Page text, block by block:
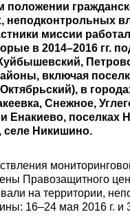
положении
неподконтрольных
миссии
в 2014–2016 гг.
включая
в
Снежное,
Енакиево, поселках
селе Никишино.
Правозащитного
на территории,
16–24 мая 2016 г. и